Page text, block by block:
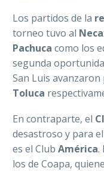
Los partidos de la
torneo tuvo al
Pachuca como los
segunda
San Luis
Toluca
En contraparte, el
desastroso y para
es el Club América.
los de Coapa,